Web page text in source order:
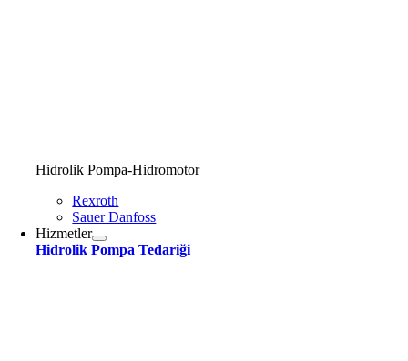
Hidrolik Pompa-Hidromotor
Rexroth
Sauer Danfoss
Hizmetler
Hidrolik Pompa Tedariği